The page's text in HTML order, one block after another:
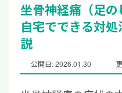
坐骨神経痛（足の
自宅でできる対
説
公開日: 2026.01.30